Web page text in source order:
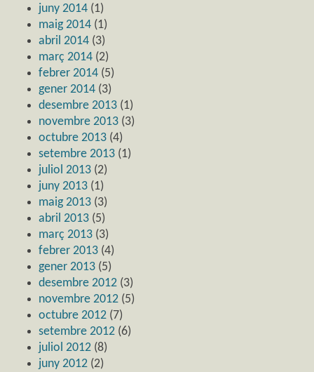
juny 2014 (1)
maig 2014 (1)
abril 2014 (3)
març 2014 (2)
febrer 2014 (5)
gener 2014 (3)
desembre 2013 (1)
novembre 2013 (3)
octubre 2013 (4)
setembre 2013 (1)
juliol 2013 (2)
juny 2013 (1)
maig 2013 (3)
abril 2013 (5)
març 2013 (3)
febrer 2013 (4)
gener 2013 (5)
desembre 2012 (3)
novembre 2012 (5)
octubre 2012 (7)
setembre 2012 (6)
juliol 2012 (8)
juny 2012 (2)